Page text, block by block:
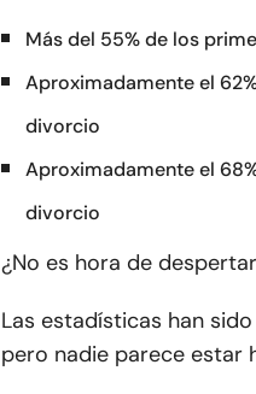
Más del 55% de los
Aproximadamente el
divorcio
Aproximadamente el
divorcio
¿No es hora de
Las estadísticas han
pero nadie parece estar